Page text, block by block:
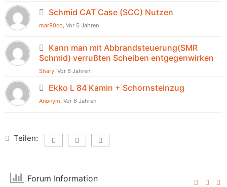
Schmid CAT Case (SCC) Nutzen
mar90co, Vor 5 Jahren
Kann man mit Abbrandsteuerung(SMR
Schmid) verrußten Scheiben entgegenwirken
Shary, Vor 6 Jahren
Ekko L 84 Kamin + Schornsteinzug
Anonym, Vor 6 Jahren
Teilen:
Forum Information